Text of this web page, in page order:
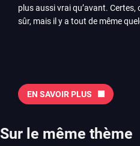
plus aussi vrai qu’avant.
sûr, mais il y a tout de même
Tokon ou encore Beast of
chose d’ambitieux que
2026 Vous trouverez ici tous
aussi les jeux de ce mois dans
EN SAVOIR PLUS
Sur le même thème